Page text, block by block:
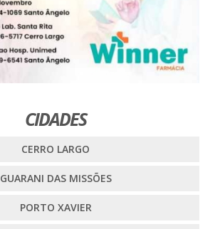
CIDADES
CERRO LARGO
GUARANI DAS MISSÕES
PORTO XAVIER